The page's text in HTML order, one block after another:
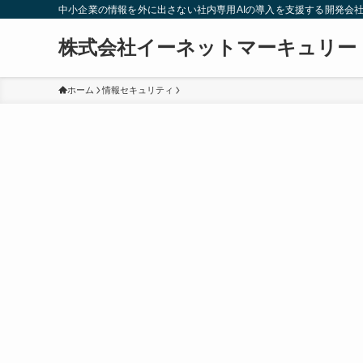
中小企業の情報を外に出さない社内専用AIの導入を支援する開発会社
株式会社イーネットマーキュリー
ホーム 情報セキュリティ